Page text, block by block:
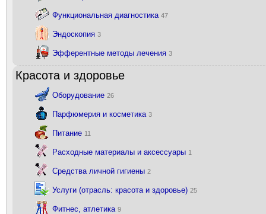
Функциональная диагностика 47
Эндоскопия 3
Эфферентные методы лечения 3
Красота и здоровье
Оборудование 26
Парфюмерия и косметика 3
Питание 11
Расходные материалы и аксессуары 1
Средства личной гигиены 2
Услуги (отрасль: красота и здоровье) 25
Фитнес, атлетика 9